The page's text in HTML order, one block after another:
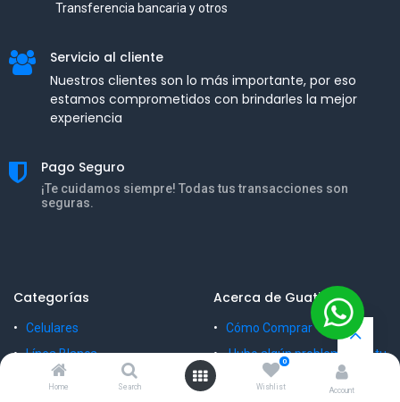
Home Search
0
Wishlist Account
Transferencia bancaria y otros
Servicio al cliente
Nuestros clientes son lo más importante, por eso
estamos comprometidos con brindarles la mejor
experiencia
Pago Seguro
¡Te cuidamos siempre! Todas tus transacciones son
seguras.
Categorías
Celulares
Línea Blanca
Camas
Acerca de Guatique
Cómo Comprar
Hubo algún problema con tu
pedido